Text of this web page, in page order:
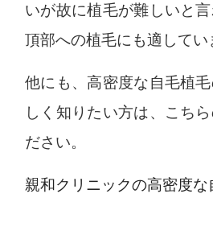
いが故に植毛が難しいと
頂部への植毛にも適してい
他にも、高密度な自毛植
しく知りたい方は、こち
ださい。
親和クリニックの高密度